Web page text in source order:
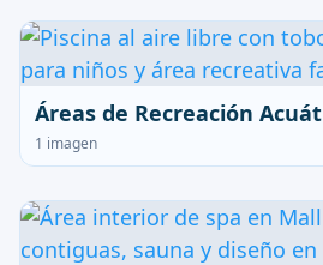
Áreas de Recreación
1 imagen